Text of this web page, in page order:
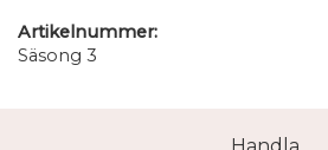
Artikelnummer:
Säsong 3